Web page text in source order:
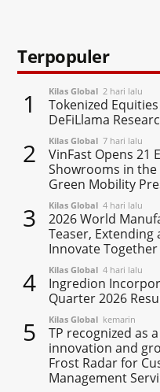
Terpopuler
1 Kilas Global 2 hari lalu
Tokenized
DeFiLlama
2 Kilas Global 7 hari lalu
VinFast Opens 21
Showrooms in
Green Mobility
3 Kilas Global 4 hari lalu
2026 World
Teaser,
Innovate Together
4 Kilas Global 4 hari lalu
Ingredion
Quarter 2026
5 Kilas Global kemarin
TP recognized as
innovation and
Frost Radar for
Management